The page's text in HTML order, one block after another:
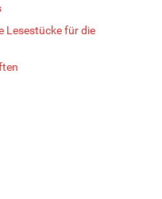
Lesestücke für die